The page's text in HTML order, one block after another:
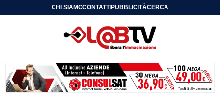
CHI SIAMOCONTATTIPUBBLICITÀCERCA